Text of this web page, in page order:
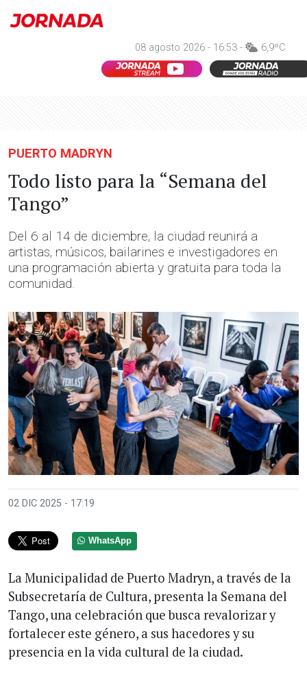
08 agosto 2026 - 16:53 - 6,9ºC
PUERTO MADRYN
Todo listo para la “Semana del
Tango”
Del 6 al 14 de diciembre, la ciudad reunirá a
artistas, músicos, bailarines e investigadores en
una programación abierta y gratuita para toda la
comunidad.
Anterior
02 DIC 2025 - 17:19
WhatsApp
La Municipalidad de Puerto Madryn, a través de la
Subsecretaría de Cultura, presenta la Semana del
Tango, una celebración que busca revalorizar y
fortalecer este género, a sus hacedores y su
presencia en la vida cultural de la ciudad.